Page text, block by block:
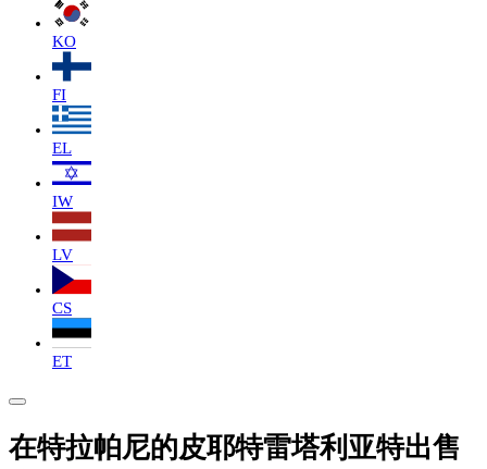
KO
FI
EL
IW
LV
CS
ET
在特拉帕尼的皮耶特雷塔利亚特出售